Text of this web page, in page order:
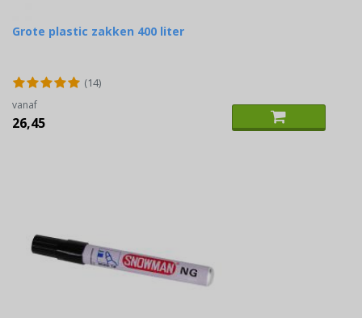
Grote plastic zakken 400 liter
(14)
vanaf
26,45